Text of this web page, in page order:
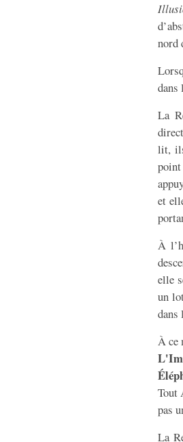
nord
dans
La
lit,
et
À
elle
un
dans
À ce
Tout
pas
La